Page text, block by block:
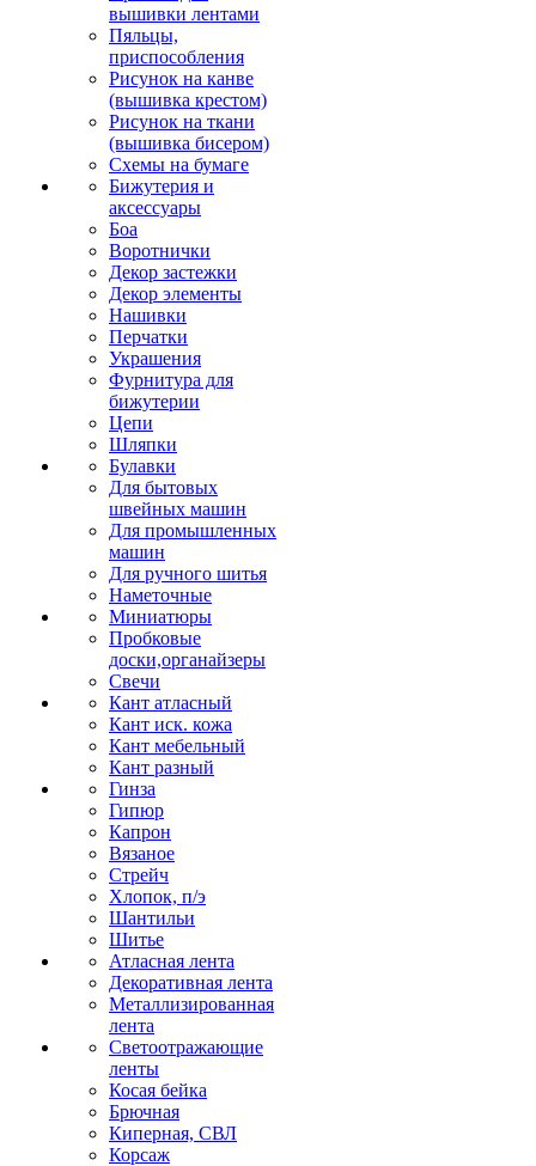
вышивки лентами
Пяльцы,
приспособления
Рисунок на канве
(вышивка крестом)
Рисунок на ткани
(вышивка бисером)
Схемы на бумаге
Бижутерия и
аксессуары
Боа
Воротнички
Декор застежки
Декор элементы
Нашивки
Перчатки
Украшения
Фурнитура для
бижутерии
Цепи
Шляпки
Булавки
Для бытовых
швейных машин
Для промышленных
машин
Для ручного шитья
Наметочные
Миниатюры
Пробковые
доски,органайзеры
Свечи
Кант атласный
Кант иск. кожа
Кант мебельный
Кант разный
Гинза
Гипюр
Капрон
Вязаное
Стрейч
Хлопок, п/э
Шантильи
Шитье
Атласная лента
Декоративная лента
Металлизированная
лента
Светоотражающие
ленты
Косая бейка
Брючная
Киперная, СВЛ
Корсаж